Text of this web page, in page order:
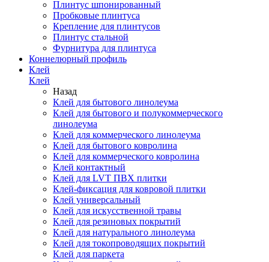
Плинтус шпонированный
Пробковые плинтуса
Крепление для плинтусов
Плинтус стальной
Фурнитура для плинтуса
Коннелюрный профиль
Клей
Клей
Назад
Клей для бытового линолеума
Клей для бытового и полукоммерческого
линолеума
Клей для коммерческого линолеума
Клей для бытового ковролина
Клей для коммерческого ковролина
Клей контактный
Клей для LVT ПВХ плитки
Клей-фиксация для ковровой плитки
Клей универсальный
Клей для искусственной травы
Клей для резиновых покрытий
Клей для натурального линолеума
Клей для токопроводящих покрытий
Клей для паркета